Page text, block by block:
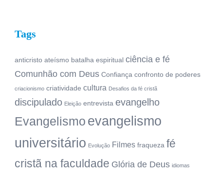
Tags
anticristo ateísmo batalha espiritual ciência e fé
Comunhão com Deus Confiança confronto de poderes
criacionismo criatividade cultura Desafios da fé cristã
discipulado Eleição entrevista evangelho
Evangelismo evangelismo
universitário Evolução Filmes fraqueza fé
cristã na faculdade Glória de Deus idiomas